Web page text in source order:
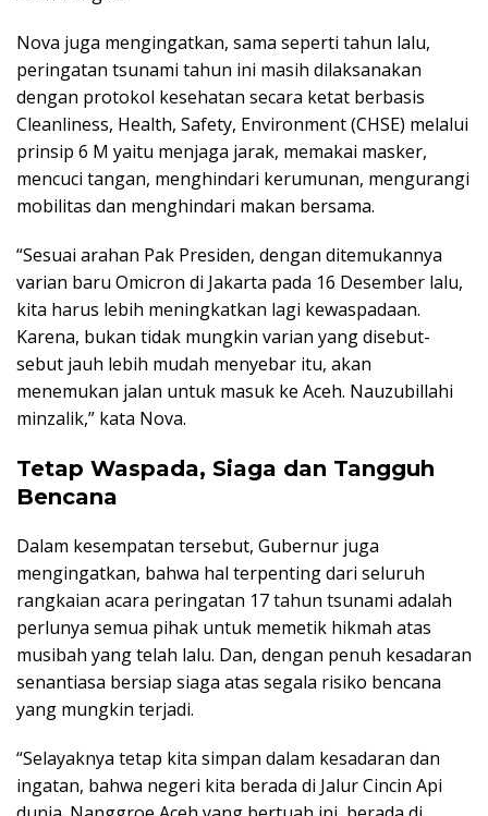
Nova juga mengingatkan, sama seperti tahun lalu,
peringatan tsunami tahun ini masih dilaksanakan
dengan protokol kesehatan secara ketat berbasis
Cleanliness, Health, Safety, Environment (CHSE) melalui
prinsip 6 M yaitu menjaga jarak, memakai masker,
mencuci tangan, menghindari kerumunan, mengurangi
mobilitas dan menghindari makan bersama.
“Sesuai arahan Pak Presiden, dengan ditemukannya
varian baru Omicron di Jakarta pada 16 Desember lalu,
kita harus lebih meningkatkan lagi kewaspadaan.
Karena, bukan tidak mungkin varian yang disebut-
sebut jauh lebih mudah menyebar itu, akan
menemukan jalan untuk masuk ke Aceh. Nauzubillahi
minzalik,” kata Nova.
Tetap Waspada, Siaga dan Tangguh
Bencana
Dalam kesempatan tersebut, Gubernur juga
mengingatkan, bahwa hal terpenting dari seluruh
rangkaian acara peringatan 17 tahun tsunami adalah
perlunya semua pihak untuk memetik hikmah atas
musibah yang telah lalu. Dan, dengan penuh kesadaran
senantiasa bersiap siaga atas segala risiko bencana
yang mungkin terjadi.
“Selayaknya tetap kita simpan dalam kesadaran dan
ingatan, bahwa negeri kita berada di Jalur Cincin Api